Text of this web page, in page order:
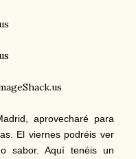
aprovecharé para
El viernes podréis ver
sabor. Aquí tenéis un